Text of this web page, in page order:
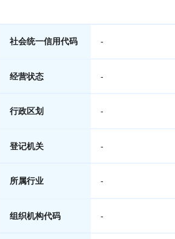
社会统一信用代码 -
经营状态 -
行政区划 -
登记机关 -
所属行业 -
组织机构代码 -